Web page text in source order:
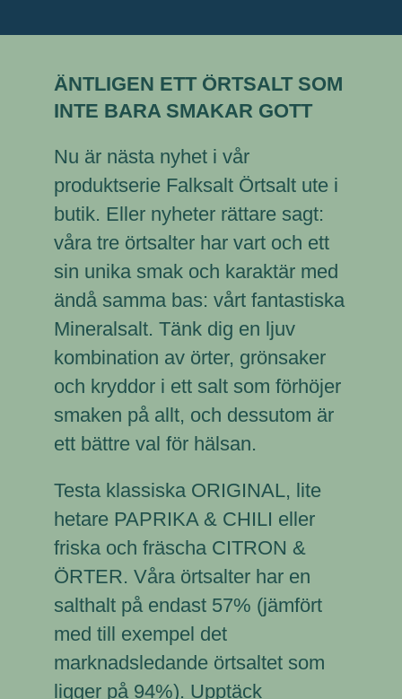
ÄNTLIGEN ETT ÖRTSALT SOM
INTE BARA SMAKAR GOTT
Nu är nästa nyhet i vår
produktserie Falksalt Örtsalt ute i
butik. Eller nyheter rättare sagt:
våra tre örtsalter har vart och ett
sin unika smak och karaktär med
ändå samma bas: vårt fantastiska
Mineralsalt. Tänk dig en ljuv
kombination av örter, grönsaker
och kryddor i ett salt som förhöjer
smaken på allt, och dessutom är
ett bättre val för hälsan.
Testa klassiska ORIGINAL, lite
hetare PAPRIKA & CHILI eller
friska och fräscha CITRON &
ÖRTER. Våra örtsalter har en
salthalt på endast 57% (jämfört
med till exempel det
marknadsledande örtsaltet som
ligger på 94%). Upptäck